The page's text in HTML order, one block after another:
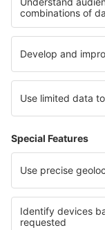
Hoteluri în Mauritius
Hoteluri în regiunea
Hoteluri in Parcul